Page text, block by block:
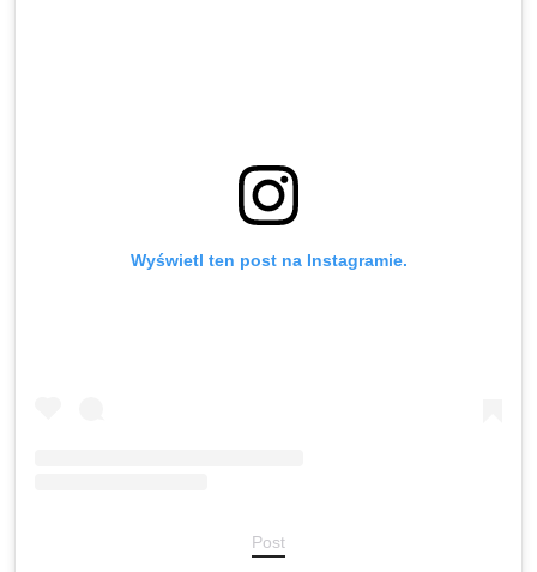
Wyświetl ten post na Instagramie.
Post